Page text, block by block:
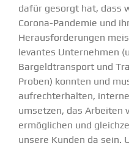
dafür gesorgt hat, dass
Corona-Pandemie und
Heraus­for­de­rungen
le­vantes Unter­nehmen
Bargeld­transport und
Proben) konnten und
aufrecht­erhalten,
umsetzen, das Arbeiten
ermög­lichen und
unsere Kunden da sein.